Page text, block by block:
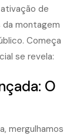
de
montagem
Começa
se revela:
O
mergulhamos